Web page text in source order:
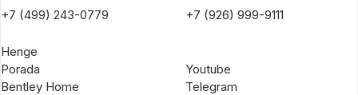
+7 (499) 243-0779
+7 (926) 999-9111
Henge
Porada
Bentley Home
Youtube
Telegram